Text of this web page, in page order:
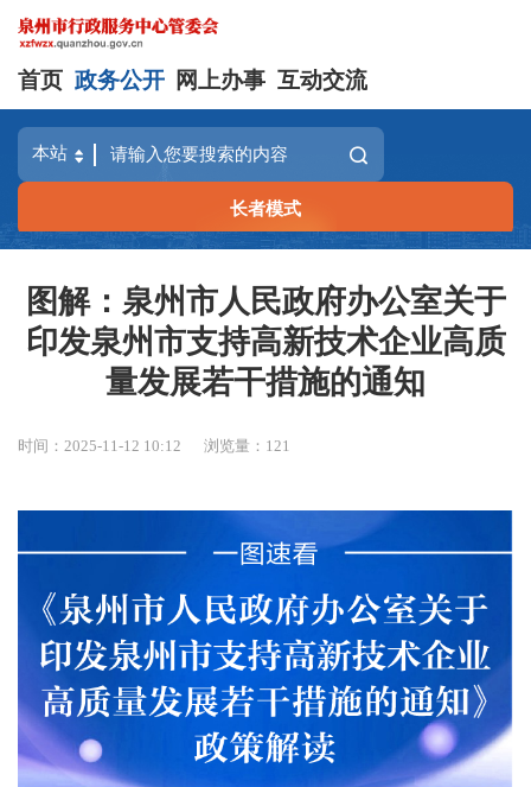
首页 政务公开 网上办事 互动交流
长者模式
图解：泉州市人民政府办公室关于
印发泉州市支持高新技术企业高质
量发展若干措施的通知
时间：2025-11-12 10:12 浏览量： 121